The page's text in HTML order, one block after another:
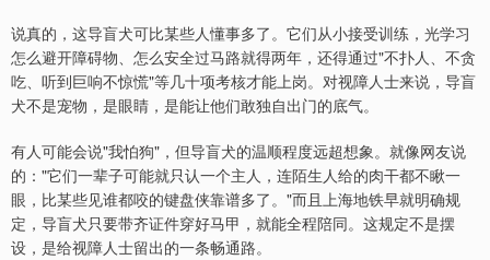
说真的，这导盲犬可比某些人懂事多了。它们从小接受训练，光学习
怎么避开障碍物、怎么安全过马路就得两年，还得通过"不扑人、不贪
吃、听到巨响不惊慌"等几十项考核才能上岗。对视障人士来说，导盲
犬不是宠物，是眼睛，是能让他们敢独自出门的底气。
有人可能会说"我怕狗"，但导盲犬的温顺程度远超想象。就像网友说
的："它们一辈子可能就只认一个主人，连陌生人给的肉干都不瞅一
眼，比某些见谁都咬的键盘侠靠谱多了。"而且上海地铁早就明确规
定，导盲犬只要带齐证件穿好马甲，就能全程陪同。这规定不是摆
设，是给视障人士留出的一条畅通路。